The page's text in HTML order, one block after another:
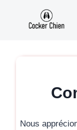
Nous